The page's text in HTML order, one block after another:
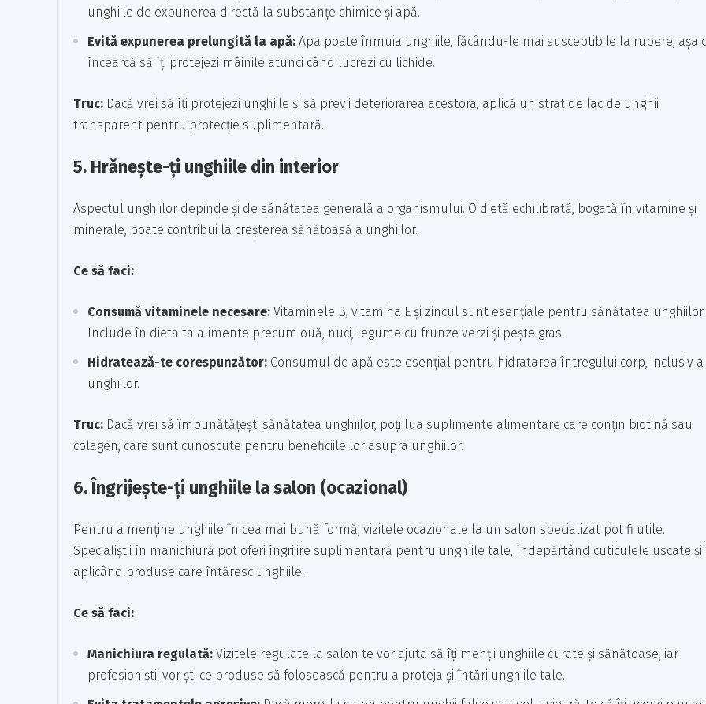
unghiile de expunerea directă la substanțe chimice și apă.
Evită expunerea prelungită la apă: Apa poate înmuia unghiile, făcându-le mai susceptibile la rupere, așa
încearcă să îți protejezi mâinile atunci când lucrezi cu lichide.
Truc: Dacă vrei să îți protejezi unghiile și să previi deteriorarea acestora, aplică un strat de lac de unghii
transparent pentru protecție suplimentară.
5. Hrănește-ți unghiile din interior
Aspectul unghiilor depinde și de sănătatea generală a organismului. O dietă echilibrată, bogată în vitamine și
minerale, poate contribui la creșterea sănătoasă a unghiilor.
Ce să faci:
Consumă vitaminele necesare: Vitaminele B, vitamina E și zincul sunt esențiale pentru sănătatea unghiilor.
Include în dieta ta alimente precum ouă, nuci, legume cu frunze verzi și pește gras.
Hidratează-te corespunzător: Consumul de apă este esențial pentru hidratarea întregului corp, inclusiv a
unghiilor.
Truc: Dacă vrei să îmbunătățești sănătatea unghiilor, poți lua suplimente alimentare care conțin biotină sau
colagen, care sunt cunoscute pentru beneficiile lor asupra unghiilor.
6.Îngrijește-ți unghiile la salon (ocazional)
Pentru a menține unghiile în cea mai bună formă, vizitele ocazionale la un salon specializat pot fi utile.
Specialiștii în manichiură pot oferi îngrijire suplimentară pentru unghiile tale, îndepărtând cuticulele uscate și
aplicând produse care întăresc unghiile.
Ce să faci:
Manichiura regulată: Vizitele regulate la salon te vor ajuta să îți menții unghiile curate și sănătoase, iar
profesioniștii vor ști ce produse să folosească pentru a proteja și întări unghiile tale.